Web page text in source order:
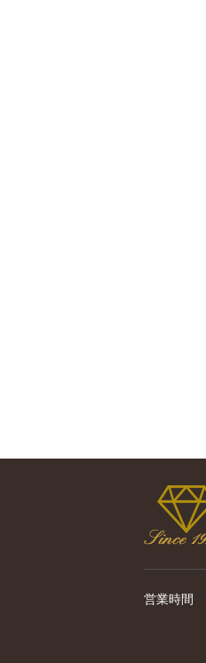
営業時間